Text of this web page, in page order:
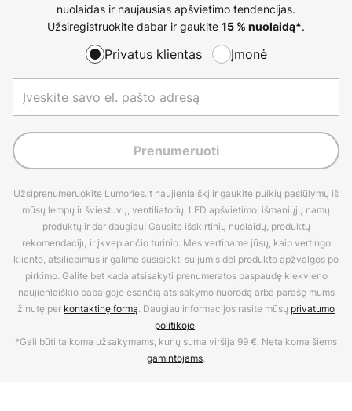
nuolaidas ir naujausias apšvietimo tendencijas.
Užsiregistruokite dabar ir gaukite 15 % nuolaidą*.
Privatus klientas Įmonė
Prenumeruoti
Užsiprenumeruokite Lumories.lt naujienlaiškį ir gaukite puikių pasiūlymų iš
mūsų lempų ir šviestuvų, ventiliatorių, LED apšvietimo, išmaniųjų namų
produktų ir dar daugiau! Gausite išskirtinių nuolaidų, produktų
rekomendacijų ir įkvepiančio turinio. Mes vertiname jūsų, kaip vertingo
kliento, atsiliepimus ir galime susisiekti su jumis dėl produkto apžvalgos po
pirkimo. Galite bet kada atsisakyti prenumeratos paspaudę kiekvieno
naujienlaiškio pabaigoje esančią atsisakymo nuorodą arba parašę mums
žinutę per kontaktinę formą. Daugiau informacijos rasite mūsų privatumo
politikoje.
*Gali būti taikoma užsakymams, kurių suma viršija 99 €. Netaikoma šiems
gamintojams.